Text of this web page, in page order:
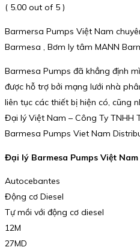
( 5.00 out of 5 )
Barmersa Pumps Việt Nam
Barmesa , Bơm ly tâm MANN
Barmesa Pumps đã khẳng định
được hỗ trợ bởi mạng lưới nhà
liên tục các thiết bị hiện có, cũng
Đại lý Việt Nam – Công Ty TNHH
Barmesa Pumps Viet Nam
Đại lý Barmesa Pumps Việt Nam
Autocebantes
Động cơ Diesel
Tự mồi với động cơ diesel
12M
27MD